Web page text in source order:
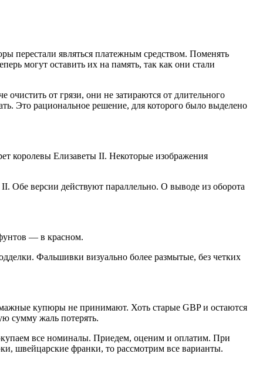
перестали являться платежным средством. Поменять
могут оставить их на память, так как они стали
от грязи, они не затираются от длительного
Это рациональное решение, для которого было выделено
королевы Елизаветы II. Некоторые изображения
Обе версии действуют параллельно. О выводе из оборота
— в красном.
Фальшивки визуально более размытые, без четких
купюры не принимают. Хоть старые GBP и остаются
сумму жаль потерять.
все номиналы. Приедем, оценим и оплатим. При
швейцарские франки, то рассмотрим все варианты.